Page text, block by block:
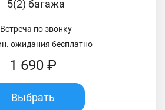
5(2) багажа
Встреча по звонку
ожидания бесплатно
1 690 ₽
Выбрать